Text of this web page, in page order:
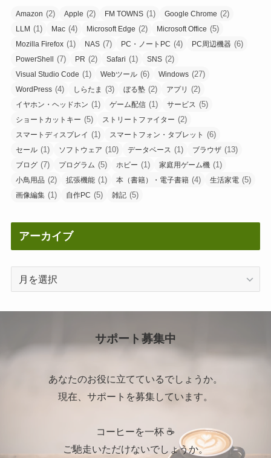
Amazon (2) Apple (2) FM TOWNS (1) Google Chrome (2)
LLM (1) Mac (4) Microsoft Edge (2) Microsoft Office (5)
Mozilla Firefox (1) NAS (7) PC・ノートPC (4) PC周辺機器 (6)
PowerShell (7) PR (2) Safari (1) SNS (2)
Visual Studio Code (1) Webツール (6) Windows (27)
WordPress (4) しらたま (3) ぼる塾 (2) アプリ (2)
イヤホン・ヘッドホン (1) ゲーム配信 (1) サービス (5)
ショートカットキー (5) ストリートファイター (2)
スマートディスプレイ (1) スマートフォン・タブレット (6)
セール (1) ソフトウェア (10) データベース (1) ブラウザ (13)
ブログ (7) プログラム (5) ホビー (1) 家庭用ゲーム機 (1)
小鳥用品 (2) 拡張機能 (1) 本（書籍）・電子書籍 (4) 生活家電 (5)
画像編集 (1) 自作PC (5) 雑記 (5)
アーカイブ
サポート募集中
あなたのお役に立てているでしょうか。
現在、サポートを募集しています。
コーヒーを一杯 ☕
ご馳走いただけないでしょうか。